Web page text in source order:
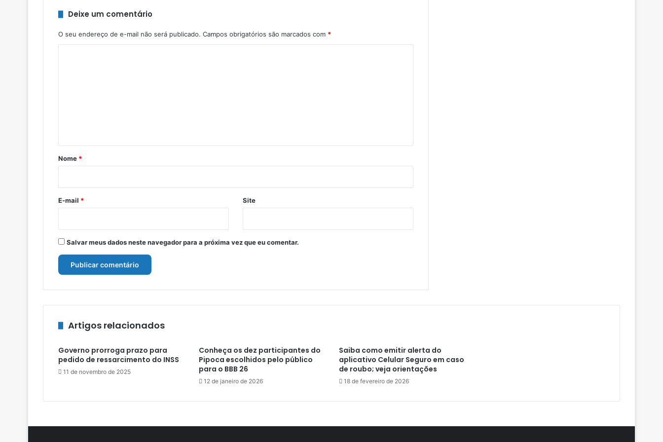
Deixe um comentário
O seu endereço de e-mail não será publicado. Campos obrigatórios são marcados com *
r
*
Nome *
E-mail * Site
Salvar meus dados neste navegador para a próxima vez que eu comentar.
Artigos relacionados
Governo prorroga prazo para
pedido de ressarcimento do INSS
11 de novembro de 2025
Conheça os dez participantes do
Pipoca escolhidos pelo público
para o BBB 26
12 de janeiro de 2026
Saiba como emitir alerta do
aplicativo Celular Seguro em caso
de roubo; veja orientações
18 de fevereiro de 2026